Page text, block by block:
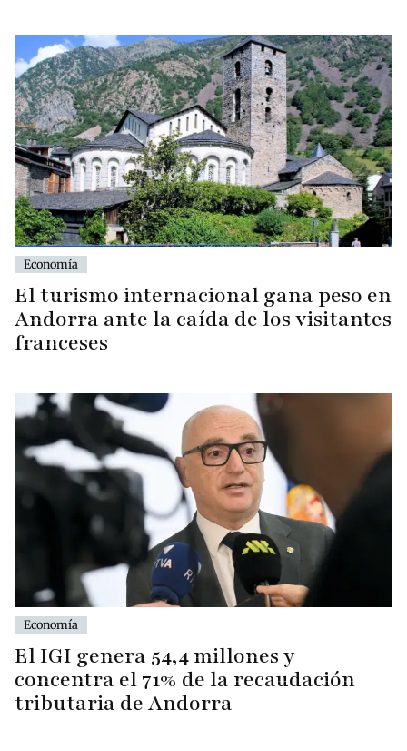
Economía
El turismo internacional gana peso en
Andorra ante la caída de los visitantes
franceses
Economía
El IGI genera 54,4 millones y
concentra el 71% de la recaudación
tributaria de Andorra